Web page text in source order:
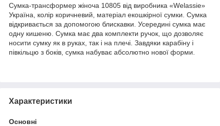
Сумка-трансформер жіноча 10805 від виробника «Welassie»
Україна, колір коричневий, матеріал екошкірної сумки. Сумка
відкривається за допомогою блискавки. Усередині сумка має
одну кишеню. Сумка має два комплекти ручок, що дозволяє
носити сумку як в руках, так і на плечі. Завдяки карабіну і
півкільцю з боків, сумка набуває абсолютно нової форми.
Характеристики
Основні